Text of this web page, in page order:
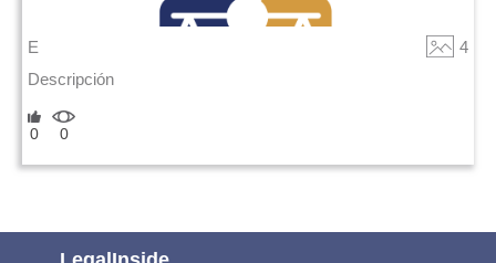
E
4
Descripción
0 0